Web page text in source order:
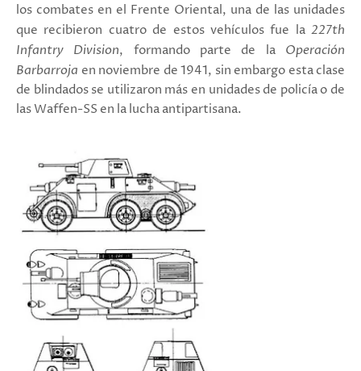
los combates en el Frente Oriental, una de las unidades
que recibieron cuatro de estos vehículos fue la 227th
Infantry Division, formando parte de la Operación
Barbarroja en noviembre de 1941, sin embargo esta clase
de blindados se utilizaron más en unidades de policía o de
las Waffen-SS en la lucha antipartisana.